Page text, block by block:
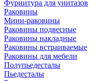
Фурнитура для унитазов
Раковины
Мини-раковины
Раковины подвесные
Раковины накладные
Раковины встраиваемые
Раковины для мебели
Полупьедесталы
Пьедесталы